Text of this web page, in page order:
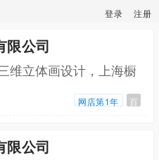
登录 注册
限公司
维立体画设计，上海橱
网店第1年 百
限公司